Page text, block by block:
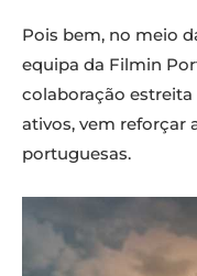
Pois bem, no meio
equipa da Filmin
colaboração
ativos, vem reforçar
portuguesas.